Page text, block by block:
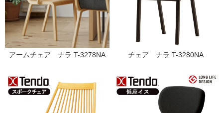
アームチェア ナラ T-3278NA チェア ナラ T-3280NA